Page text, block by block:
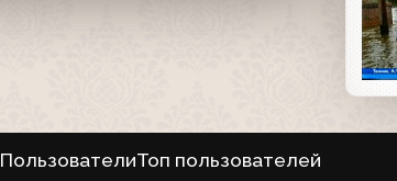
ПользователиТоп пользователей